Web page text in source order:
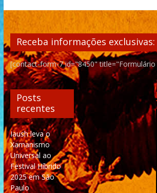
Receba informações exclusivas:
[contact-form-7 id="8450"
Posts
recentes
Iaush leva o
Xamanismo
Universal ao
Festival Híbrido
2025 em São
Paulo